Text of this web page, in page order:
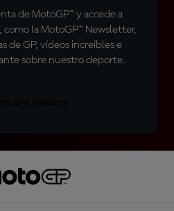
de MotoGP™ y accede a
la MotoGP™ Newsletter,
de GP, vídeos increíbles e
sobre nuestro deporte.